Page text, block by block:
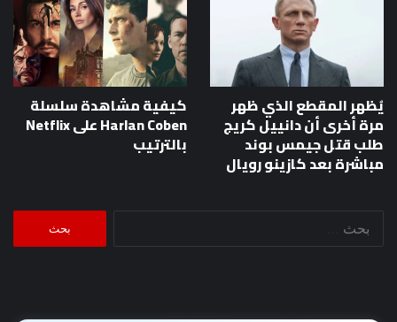
يُظهر المقطع الذي ظهر
مرة أخرى أن دانييل كريج
طلب قتل جيمس بوند
مباشرة بعد كازينو رويال
كيفية مشاهدة سلسلة
Harlan Coben على Netflix
بالترتيب
البحث